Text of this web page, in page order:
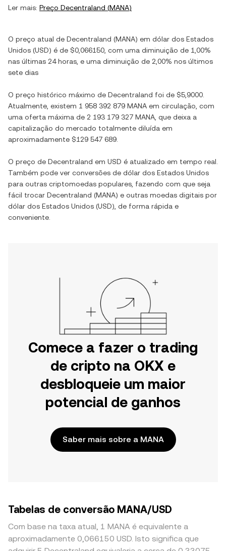
Ler mais: Preço Decentraland (MANA)
O preço atual de Decentraland (MANA) em dólar dos Estados
Unidos (USD) é de $0,066150 , com uma diminuição de 1,00%
nas últimas 24 horas, e uma diminuição de 2,00% nos últimos
sete dias
O preço histórico máximo de Decentraland foi de $5,9000
Atualmente, existem 1 958 392 879 MANA em circulação, com
uma oferta máxima de 2 193 179 327 MANA , que deixa a
capitalização do mercado totalmente diluída em
aproximadamente $129 547 689
O preço de Decentraland em USD é atualizado em tempo real.
Também pode ver conversões de dólar dos Estados Unidos
para outras criptomoedas populares, fazendo com que seja
fácil trocar Decentraland (MANA) e outras moedas digitais por
dólar dos Estados Unidos (USD), de forma rápida e
conveniente.
Comece a fazer o trading
de cripto na OKX e
desbloqueie um maior
potencial de ganhos
Saber mais sobre a MANA
Tabelas de conversão MANA/USD
Com base na taxa atual, 1 MANA é equivalente a
aproximadamente 0,066150 USD. Isto significa que